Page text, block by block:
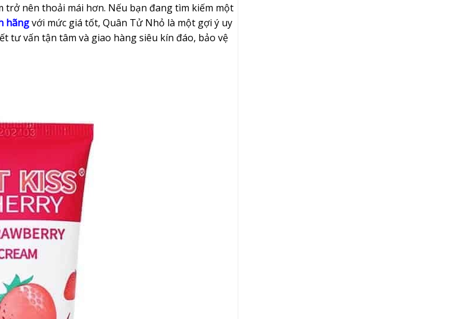
trở nên thoải mái hơn. Nếu bạn đang tìm kiếm một
hãngvới mức giá tốt, Quân Tử Nhỏ là một gợi ý uy
tư vấn tận tâm và giao hàng siêu kín đáo, bảo vệ